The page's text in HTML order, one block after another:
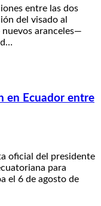
entre las dos
del visado al
aranceles—
en Ecuador entre
oficial del presidente
para
el 6 de agosto de